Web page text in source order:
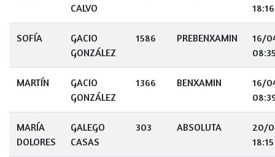
CALVO
18:16
SOFÍA
GACIO
GONZÁLEZ
1586 PREBENXAMIN
16/
MARTÍN
GACIO
GONZÁLEZ
1366 BENXAMIN
16/
MARÍA
DOLORES
GALEGO
CASAS
303 ABSOLUTA
20/
18:15